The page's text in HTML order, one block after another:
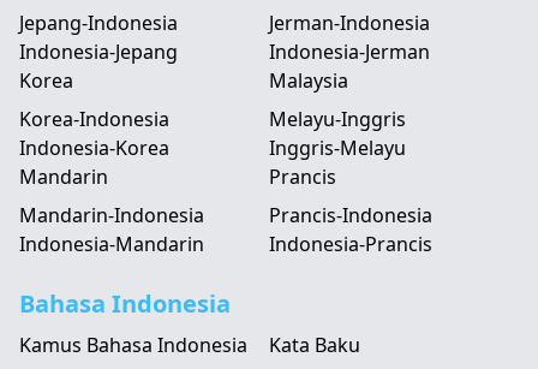
Jepang-Indonesia
Indonesia-Jepang
Jerman-Indonesia
Indonesia-Jerman
Korea
Korea-Indonesia
Indonesia-Korea
Malaysia
Melayu-Inggris
Inggris-Melayu
Mandarin
Mandarin-Indonesia
Indonesia-Mandarin
Prancis
Prancis-Indonesia
Indonesia-Prancis
Bahasa Indonesia
Kamus Bahasa Indonesia
Kata Baku